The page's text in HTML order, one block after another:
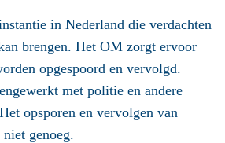
in Nederland die verdachten
brengen. Het OM zorgt ervoor
opgespoord en vervolgd.
met politie en andere
opsporen en vervolgen van
genoeg.